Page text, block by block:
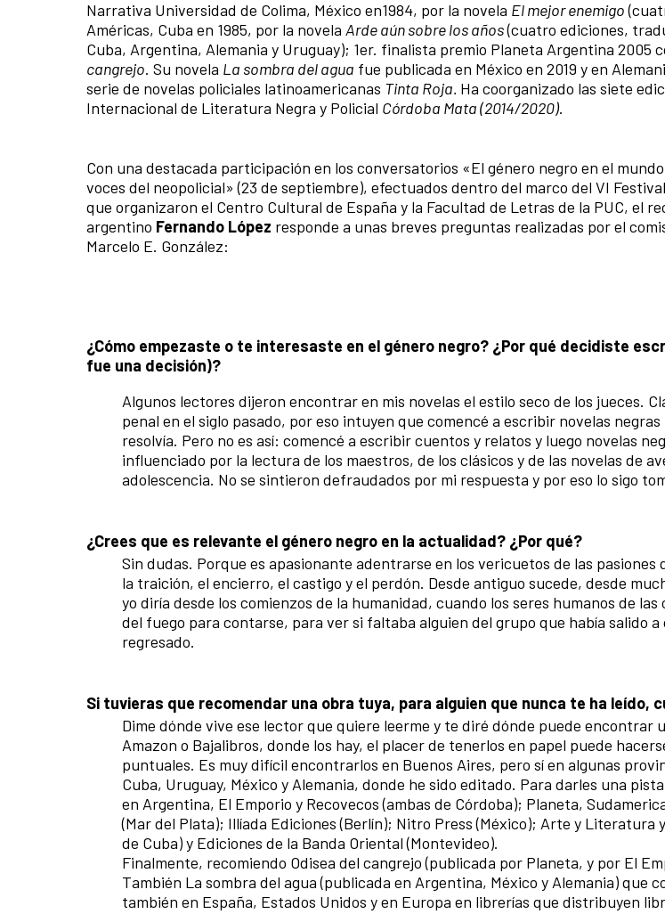
Narrativa Universidad de Colima, México en1984, por la novela El mejor enemigo
Américas, Cuba en 1985, por la novela Arde aún sobre los años(cuatro ediciones,
Cuba, Argentina, Alemania y Uruguay); 1er. finalista premio Planeta Argentina 2005
cangrejo. Su novela La sombra del agua fue publicada en México en 2019 y en
serie de novelas policiales latinoamericanas Tinta Roja. Ha coorganizado las siete
Internacional de Literatura Negra y Policial Córdoba Mata (2014/2020).
Con una destacada participación en los conversatorios «El género negro en el
voces del neopolicial» (23 de septiembre), efectuados dentro del marco del VI
que organizaron el Centro Cultural de España y la Facultad de Letras de la PUC, el
argentino Fernando López responde a unas breves preguntas realizadas por el
Marcelo E. González:
¿Cómo empezaste o te interesaste en el género negro? ¿Por qué decidiste
fue una decisión)?
Algunos lectores dijeron encontrar en mis novelas el estilo seco de los jueces.
penal en el siglo pasado, por eso intuyen que comencé a escribir novelas
resolvía. Pero no es así: comencé a escribir cuentos y relatos y luego novelas
influenciado por la lectura de los maestros, de los clásicos y de las novelas de
adolescencia. No se sintieron defraudados por mi respuesta y por eso lo sigo
¿Crees que es relevante el género negro en la actualidad? ¿Por qué?
Sin dudas. Porque es apasionante adentrarse en los vericuetos de las pasiones
la traición, el encierro, el castigo y el perdón. Desde antiguo sucede, desde
yo diría desde los comienzos de la humanidad, cuando los seres humanos de
del fuego para contarse, para ver si faltaba alguien del grupo que había salido a
regresado.
Si tuvieras que recomendar una obra tuya, para alguien que nunca te ha leído,
Dime dónde vive ese lector que quiere leerme y te diré dónde puede encontrar
Amazon o Bajalibros, donde los hay, el placer de tenerlos en papel puede
puntuales. Es muy difícil encontrarlos en Buenos Aires, pero sí en algunas
Cuba, Uruguay, México y Alemania, donde he sido editado. Para darles una
en Argentina, El Emporio y Recovecos (ambas de Córdoba); Planeta,
(Mar del Plata); Illíada Ediciones (Berlín); Nitro Press (México); Arte y Literatura
de Cuba) y Ediciones de la Banda Oriental (Montevideo).
Finalmente, recomiendo Odisea del cangrejo (publicada por Planeta, y por El
También La sombra del agua (publicada en Argentina, México y Alemania) que
también en España, Estados Unidos y en Europa en librerías que distribuyen